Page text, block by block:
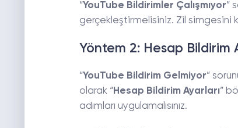
“YouTube Bildirimler Çalışmıyor”
gerçekleştirmelisiniz. Zil simgesini
Yöntem 2: Hesap Bildirim
“YouTube Bildirim Gelmiyor”
olarak “Hesap Bildirim Ayarları”
adımları uygulamalısınız.